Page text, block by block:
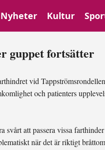
Nyheter Kultur
guppet fortsätter
vid
och patienters
svårt att passera vissa
när det är riktigt